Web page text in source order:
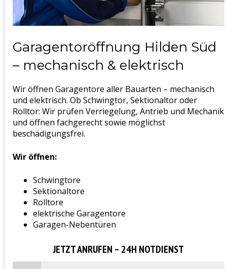
Garagentoröffnung Hilden Süd
– mechanisch & elektrisch
Wir öffnen Garagentore aller Bauarten – mechanisch
und elektrisch. Ob Schwingtor, Sektionaltor oder
Rolltor: Wir prüfen Verriegelung, Antrieb und Mechanik
und öffnen fachgerecht sowie möglichst
beschädigungsfrei.
Wir öffnen:
Schwingtore
Sektionaltore
Rolltore
elektrische Garagentore
Garagen-Nebentüren
JETZT ANRUFEN – 24H NOTDIENST